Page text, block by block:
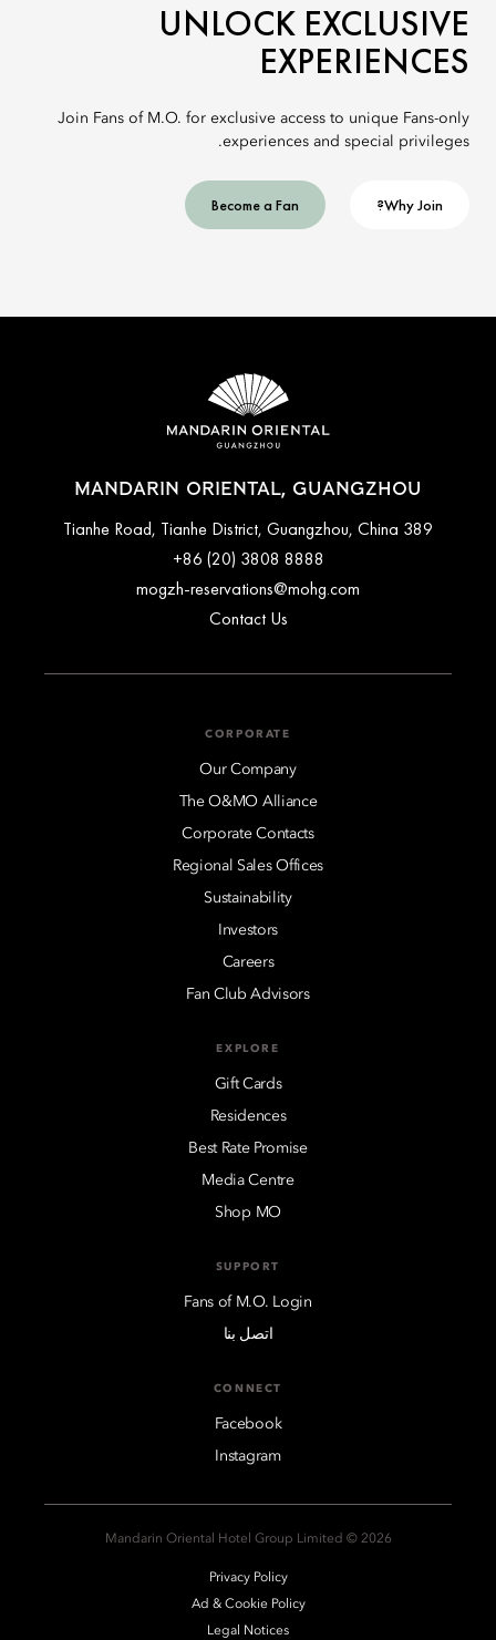
UNLOCK EXCLUSIVE
EXPERIENCES
Join Fans of M.O. for exclusive access to unique Fans-only
experiences and special privileges.
Why Join?
Become a Fan
MANDARIN ORIENTAL, GUANGZHOU
389 Tianhe Road, Tianhe District, Guangzhou, China
+86 (20) 3808 8888
mogzh-reservations@mohg.com
Contact Us
CORPORATE
Our Company
The O&MO Alliance
Corporate Contacts
Regional Sales Offices
Sustainability
Investors
Careers
Fan Club Advisors
EXPLORE
Gift Cards
Residences
Best Rate Promise
Media Centre
Shop MO
SUPPORT
Fans of M.O. Login
اتصل بنا
CONNECT
Facebook
Instagram
2026 © Mandarin Oriental Hotel Group Limited
Privacy Policy
Ad & Cookie Policy
Legal Notices